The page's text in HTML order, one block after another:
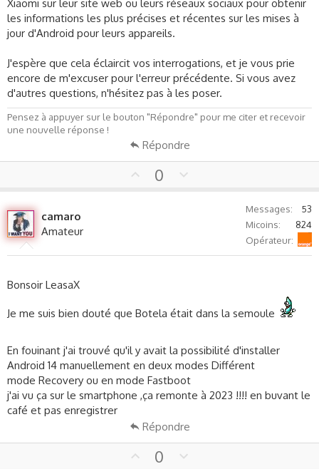
Xiaomi sur leur site web ou leurs réseaux sociaux pour obtenir
les informations les plus précises et récentes sur les mises à
jour d'Android pour leurs appareils.
J'espère que cela éclaircit vos interrogations, et je vous prie
encore de m'excuser pour l'erreur précédente. Si vous avez
d'autres questions, n'hésitez pas à les poser.
Pensez à appuyer sur le bouton "Répondre" pour me citer et recevoir
une nouvelle réponse !
Répondre
e
0
o
camaro
Amateur
Messages
53
Micoins
824
Opérateur
Bonsoir LeasaX
Je me suis bien douté que Botela était dans la semoule
En fouinant j'ai trouvé qu'il y avait la possibilité d'installer
Android 14 manuellement en deux modes Différent
mode Recovery ou en mode Fastboot
j'ai vu ça sur le smartphone ,ça remonte à 2023 !!!! en buvant le
café et pas enregistrer
Répondre
0